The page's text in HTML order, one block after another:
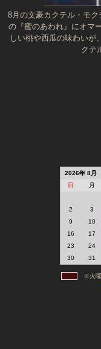
8月の文豪カクテル・モ
の『蜜のあわれ』にオマ
しい桃や西瓜の味わいが
クテ
2026年 8月
日
月
2
3
9
10
16
17
23
24
30
31
※火曜